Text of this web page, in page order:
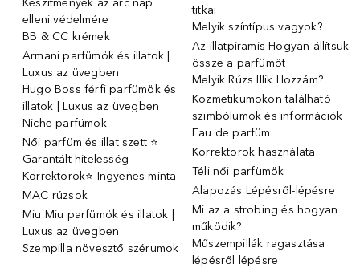
Készítmények az arc nap
elleni védelmére
BB & CC krémek
Armani parfümök és illatok |
Luxus az üvegben
Hugo Boss férfi parfümök és
illatok | Luxus az üvegben
Niche parfümok
Női parfüm és illat szett ⭐
Garantált hitelesség
Korrektorok⭐ Ingyenes minta
MAC rúzsok
Miu Miu parfümök és illatok |
Luxus az üvegben
Szempilla növesztő szérumok
titkai
Melyik színtípus vagyok?
Az illatpiramis Hogyan állítsuk
össze a parfümöt
Melyik Rúzs Illik Hozzám?
Kozmetikumokon található
szimbólumok és információk
Eau de parfüm
Korrektorok használata
Téli női parfümök
Alapozás Lépésről-lépésre
Mi az a strobing és hogyan
működik?
Műszempillák ragasztása
lépésről lépésre